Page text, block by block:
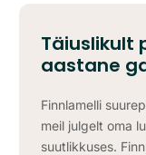
Täiuslikult
aastane
Finnlamelli
meil julgelt oma
suutlikkuses.